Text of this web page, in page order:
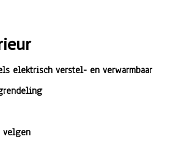
elektrisch verstel- en verwarmbaar
velgen